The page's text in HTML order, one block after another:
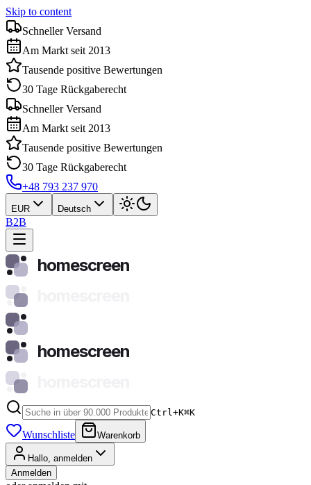
Skip to content
Schneller Versand
Am Markt seit 2013
Tausende positive Bewertungen
30 Tage Rückgaberecht
Schneller Versand
Am Markt seit 2013
Tausende positive Bewertungen
30 Tage Rückgaberecht
+48 793 237 970
EUR Deutsch
B2B
homescreen
homescreen
Ctrl+K⌘K
Wunschliste Warenkorb
Hallo, anmelden
Anmelden